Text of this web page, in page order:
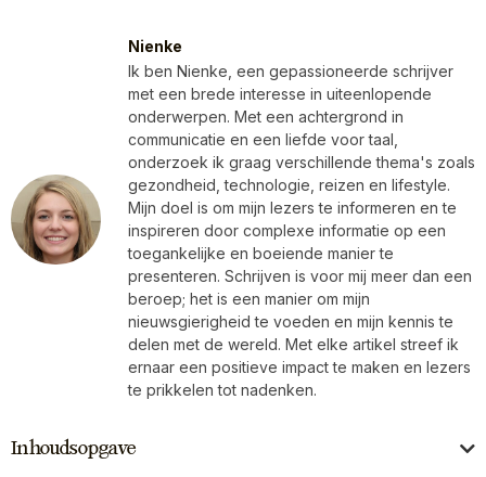
Nienke
Ik ben Nienke, een gepassioneerde schrijver
met een brede interesse in uiteenlopende
onderwerpen. Met een achtergrond in
communicatie en een liefde voor taal,
onderzoek ik graag verschillende thema's zoals
gezondheid, technologie, reizen en lifestyle.
Mijn doel is om mijn lezers te informeren en te
inspireren door complexe informatie op een
toegankelijke en boeiende manier te
presenteren. Schrijven is voor mij meer dan een
beroep; het is een manier om mijn
nieuwsgierigheid te voeden en mijn kennis te
delen met de wereld. Met elke artikel streef ik
ernaar een positieve impact te maken en lezers
te prikkelen tot nadenken.
Inhoudsopgave